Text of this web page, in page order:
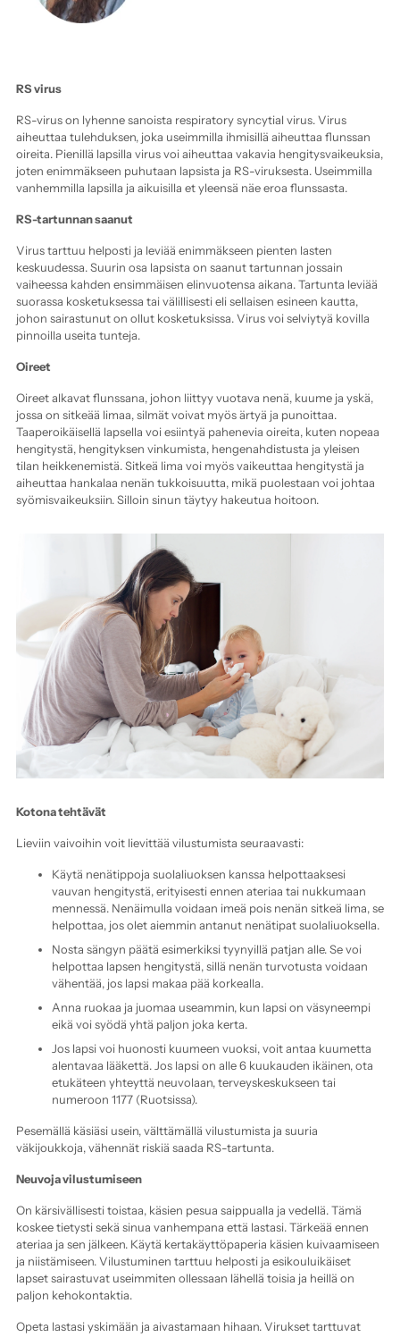
RS virus
RS-virus on lyhenne sanoista respiratory syncytial virus. Virus
aiheuttaa tulehduksen, joka useimmilla ihmisillä aiheuttaa flunssan
oireita. Pienillä lapsilla virus voi aiheuttaa vakavia hengitysvaikeuksia,
joten enimmäkseen puhutaan lapsista ja RS-viruksesta. Useimmilla
vanhemmilla lapsilla ja aikuisilla et yleensä näe eroa flunssasta.
RS-tartunnan saanut
Virus tarttuu helposti ja leviää enimmäkseen pienten lasten
keskuudessa. Suurin osa lapsista on saanut tartunnan jossain
vaiheessa kahden ensimmäisen elinvuotensa aikana. Tartunta leviää
suorassa kosketuksessa tai välillisesti eli sellaisen esineen kautta,
johon sairastunut on ollut kosketuksissa. Virus voi selviytyä kovilla
pinnoilla useita tunteja.
Oireet
Oireet alkavat flunssana, johon liittyy vuotava nenä, kuume ja yskä,
jossa on sitkeää limaa, silmät voivat myös ärtyä ja punoittaa.
Taaperoikäisellä lapsella voi esiintyä pahenevia oireita, kuten nopeaa
hengitystä, hengityksen vinkumista, hengenahdistusta ja yleisen
tilan heikkenemistä. Sitkeä lima voi myös vaikeuttaa hengitystä ja
aiheuttaa hankalaa nenän tukkoisuutta, mikä puolestaan voi johtaa
syömisvaikeuksiin. Silloin sinun täytyy hakeutua hoitoon.
Kotona tehtävät
Lieviin vaivoihin voit lievittää vilustumista seuraavasti:
Käytä nenätippoja suolaliuoksen kanssa helpottaaksesi
vauvan hengitystä, erityisesti ennen ateriaa tai nukkumaan
mennessä. Nenäimulla voidaan imeä pois nenän sitkeä lima, se
helpottaa, jos olet aiemmin antanut nenätipat suolaliuoksella.
Nosta sängyn päätä esimerkiksi tyynyillä patjan alle. Se voi
helpottaa lapsen hengitystä, sillä nenän turvotusta voidaan
vähentää, jos lapsi makaa pää korkealla.
Anna ruokaa ja juomaa useammin, kun lapsi on väsyneempi
eikä voi syödä yhtä paljon joka kerta.
Jos lapsi voi huonosti kuumeen vuoksi, voit antaa kuumetta
alentavaa lääkettä. Jos lapsi on alle 6 kuukauden ikäinen, ota
etukäteen yhteyttä neuvolaan, terveyskeskukseen tai
numeroon 1177 (Ruotsissa).
Pesemällä käsiäsi usein, välttämällä vilustumista ja suuria
väkijoukkoja, vähennät riskiä saada RS-tartunta.
Neuvoja vilustumiseen
On kärsivällisesti toistaa, käsien pesua saippualla ja vedellä. Tämä
koskee tietysti sekä sinua vanhempana että lastasi. Tärkeää ennen
ateriaa ja sen jälkeen. Käytä kertakäyttöpaperia käsien kuivaamiseen
ja niistämiseen. Vilustuminen tarttuu helposti ja esikouluikäiset
lapset sairastuvat useimmiten ollessaan lähellä toisia ja heillä on
paljon kehokontaktia.
Opeta lastasi yskimään ja aivastamaan hihaan. Virukset tarttuvat